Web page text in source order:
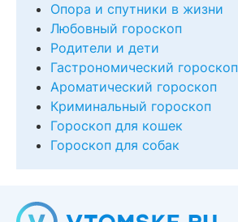
Опора и спутники в жизни
Любовный гороскоп
Родители и дети
Гастрономический гороскоп
Ароматический гороскоп
Криминальный гороскоп
Гороскоп для кошек
Гороскоп для собак